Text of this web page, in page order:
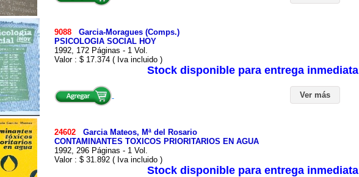
9088 Garcia-Moragues (Comps.)
PSICOLOGIA SOCIAL HOY
1992, 172 Páginas - 1 Vol.
Valor : $ 17.374 ( Iva incluido )
Stock disponible para entrega inmediata
Ver más
24602 Garcia Mateos, Mª del Rosario
CONTAMINANTES TOXICOS PRIORITARIOS EN AGUA
1992, 296 Páginas - 1 Vol.
Valor : $ 31.892 ( Iva incluido )
Stock disponible para entrega inmediata